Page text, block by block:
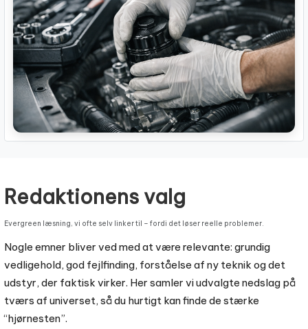
Redaktionens valg
Evergreen læsning, vi ofte selv linker til – fordi det løser reelle problemer.
Nogle emner bliver ved med at være relevante: grundig
vedligehold, god fejlfinding, forståelse af ny teknik og det
udstyr, der faktisk virker. Her samler vi udvalgte nedslag på
tværs af universet, så du hurtigt kan finde de stærke
“hjørnesten”.